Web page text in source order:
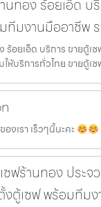
นทอง ร้อยเอ็ด บ
ทีมงานมืออาชีพ
ร้อยเอ็ด บริการ ขายตู้
ห้บริการทั่วไทย ขายตู้เซ
งเรา เร็วๆนี้นะคะ
ฟร้านทอง ประ
ตู้เซฟ พร้อมทีม